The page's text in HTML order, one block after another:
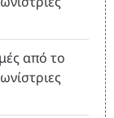
από το